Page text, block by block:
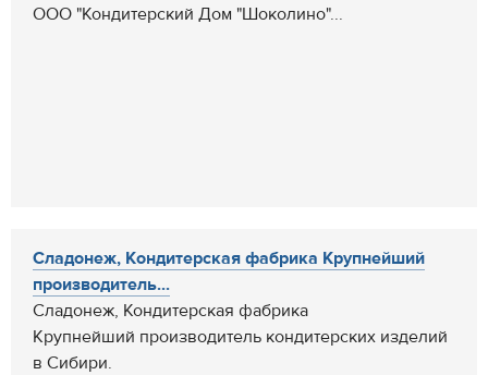
ООО "Кондитерский Дом "Шоколино"...
Сладонеж, Кондитерская фабрика Крупнейший
производитель...
Сладонеж, Кондитерская фабрика
Крупнейший производитель кондитерских изделий
в Сибири.